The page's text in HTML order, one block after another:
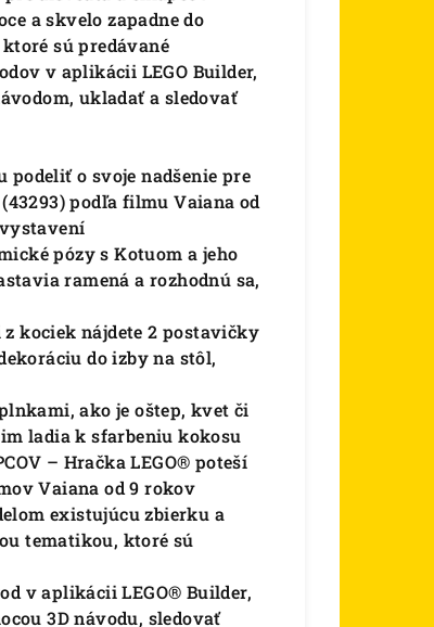
a skvelo zapadne do
sú predávané
v aplikácii LEGO Builder,
ukladať a sledovať
podeliť o svoje nadšenie pre
podľa filmu Vaiana od
pózy s Kotuom a jeho
ramená a rozhodnú sa,
z kociek nájdete 2 postavičky
do izby na stôl,
ako je oštep, kvet či
ladia k sfarbeniu kokosu
– Hračka LEGO® poteší
Vaiana od 9 rokov
existujúcu zbierku a
tematikou, ktoré sú
v aplikácii LEGO® Builder,
3D návodu, sledovať